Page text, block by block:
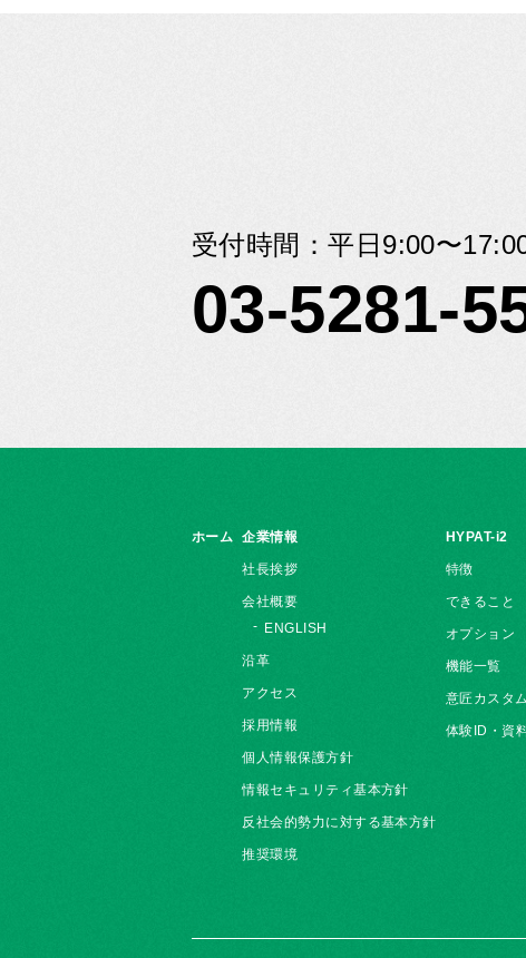
受付時間：平日9:00〜
03-5281-
ホーム 企業情報
社長挨拶
会社概要
ENGLISH
沿革
アクセス
採用情報
個人情報保護方針
情報セキュリティ基本方針
反社会的勢力に対する基本方針
推奨環境
HYPAT-i2
特徴
できること
オプション
機能一覧
意匠カスタ
体験ID・資